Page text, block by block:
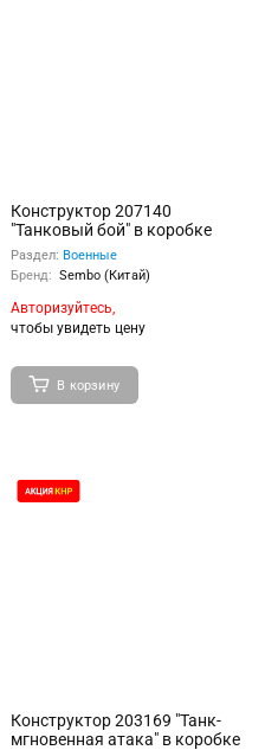
Конструктор 207140
"Танковый бой" в коробке
Раздел: Военные
Бренд: Sembo (Китай)
Авторизуйтесь,
чтобы увидеть цену
В корзину
Конструктор 203169 "Танк-
мгновенная атака" в коробке